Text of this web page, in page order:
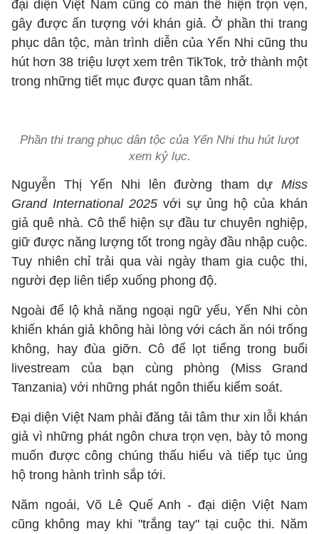
đại diện Việt Nam cũng có màn thể hiện trọn vẹn,
gây được ấn tượng với khán giả. Ở phần thi trang
phục dân tộc, màn trình diễn của Yến Nhi cũng thu
hút hơn 38 triệu lượt xem trên TikTok, trở thành một
trong những tiết mục được quan tâm nhất.
Phần thi trang phục dân tộc của Yến Nhi thu hút lượt
xem kỷ lục.
Nguyễn Thị Yến Nhi lên đường tham dự Miss
Grand International 2025với sự ủng hộ của khán
giả quê nhà. Cô thể hiện sự đầu tư chuyên nghiệp,
giữ được năng lượng tốt trong ngày đầu nhập cuộc.
Tuy nhiên chỉ trải qua vài ngày tham gia cuộc thi,
người đẹp liên tiếp xuống phong độ.
Ngoài để lộ khả năng ngoại ngữ yếu, Yến Nhi còn
khiến khán giả không hài lòng với cách ăn nói trống
không, hay đùa giỡn. Cô để lọt tiếng trong buổi
livestream của bạn cùng phòng (Miss Grand
Tanzania) với những phát ngôn thiếu kiểm soát.
Đại diện Việt Nam phải đăng tải tâm thư xin lỗi khán
giả vì những phát ngôn chưa trọn vẹn, bày tỏ mong
muốn được công chúng thấu hiểu và tiếp tục ủng
hộ trong hành trình sắp tới.
Năm ngoái, Võ Lê Quế Anh - đại diện Việt Nam
cũng không may khi "trắng tay" tại cuộc thi. Năm